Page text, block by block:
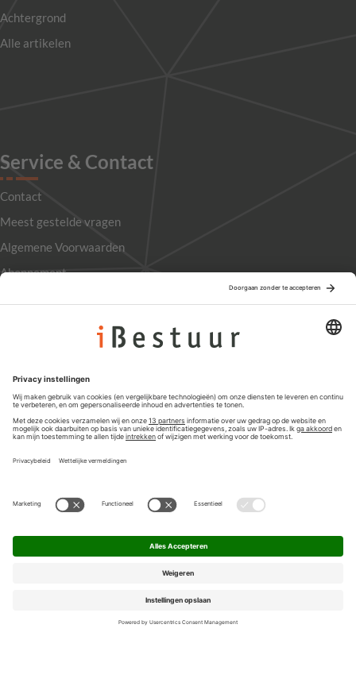
Achtergrond
Alle artikelen
Service & Contact
Contact
Meest gestelde vragen
Algemene Voorwaarden
Abonnement
Privacyinstellingen